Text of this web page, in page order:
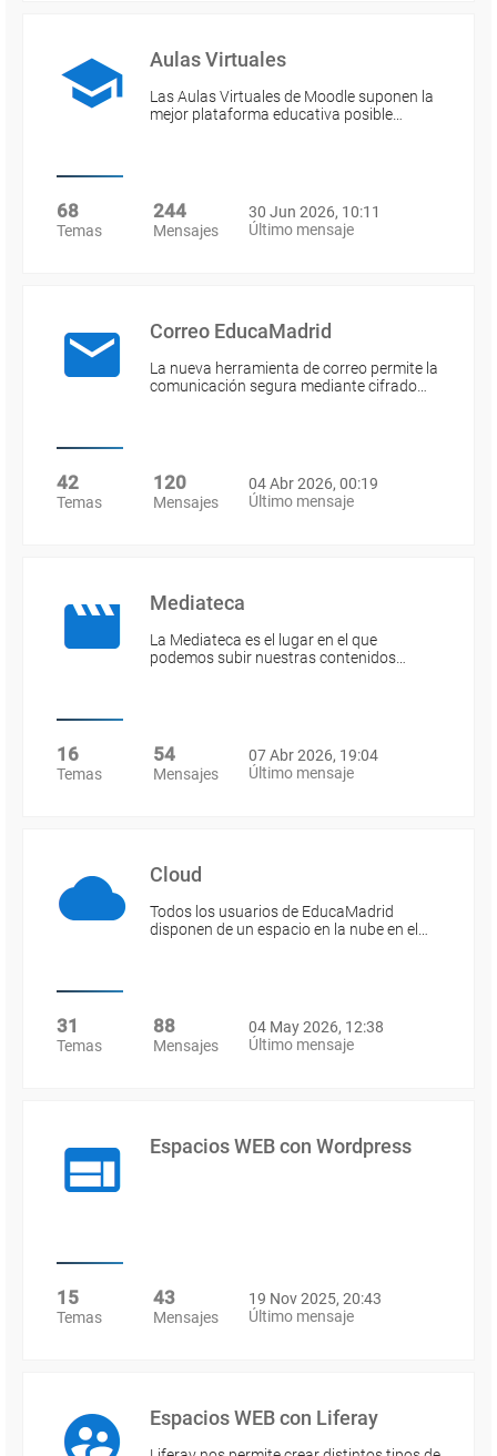
Aulas Virtuales
Las Aulas Virtuales de Moodle suponen la
mejor plataforma educativa posible…
68
Temas
244
Mensajes
30 Jun 2026, 10:11
Último mensaje
Correo EducaMadrid
La nueva herramienta de correo permite la
comunicación segura mediante cifrado…
42
Temas
120
Mensajes
04 Abr 2026, 00:19
Último mensaje
Mediateca
La Mediateca es el lugar en el que
podemos subir nuestras contenidos…
16
Temas
54
Mensajes
07 Abr 2026, 19:04
Último mensaje
Cloud
Todos los usuarios de EducaMadrid
disponen de un espacio en la nube en el…
31
Temas
88
Mensajes
04 May 2026, 12:38
Último mensaje
Espacios WEB con Wordpress
15
Temas
43
Mensajes
19 Nov 2025, 20:43
Último mensaje
Espacios WEB con Liferay